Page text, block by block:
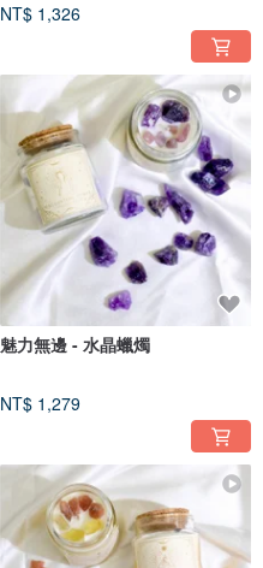
NT$ 1,326
魅力無邊 - 水晶蠟燭
NT$ 1,279